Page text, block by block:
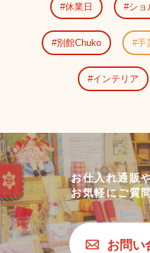
休業日 ショ
別館Chuko 手
インテリア
お仕入れ通販
お気軽にご質
お問い